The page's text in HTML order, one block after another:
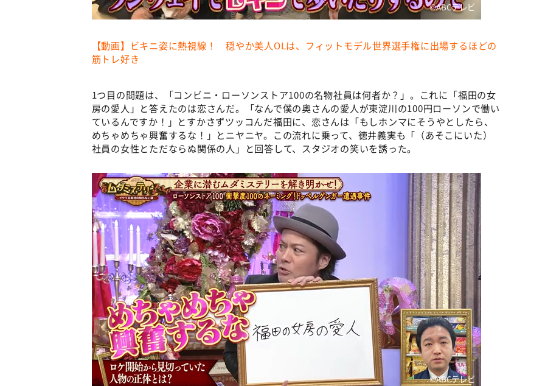
©️ABCテレビ
【動画】ビキニ姿に熱視線！ 穏やか美人OLは、フィットモデル世界選手権に出場するほどの
筋トレ好き
1つ目の問題は、「コンビニ・ローソンストア100の名物社員は何者か？」。これに「福田の女
房の愛人」と答えたのは恋さんだ。「なんで僕の奥さんの愛人が東淀川の100円ローソンで働い
ているんですか！」とすかさずツッコんだ福田に、恋さんは「もしホンマにそうやとしたら、
めちゃめちゃ興奮するな！」とニヤニヤ。この流れに乗って、徳井義実も「（あそこにいた）
社員の女性とただならぬ関係の人」と回答して、スタジオの笑いを誘った。
©️ABCテレビ